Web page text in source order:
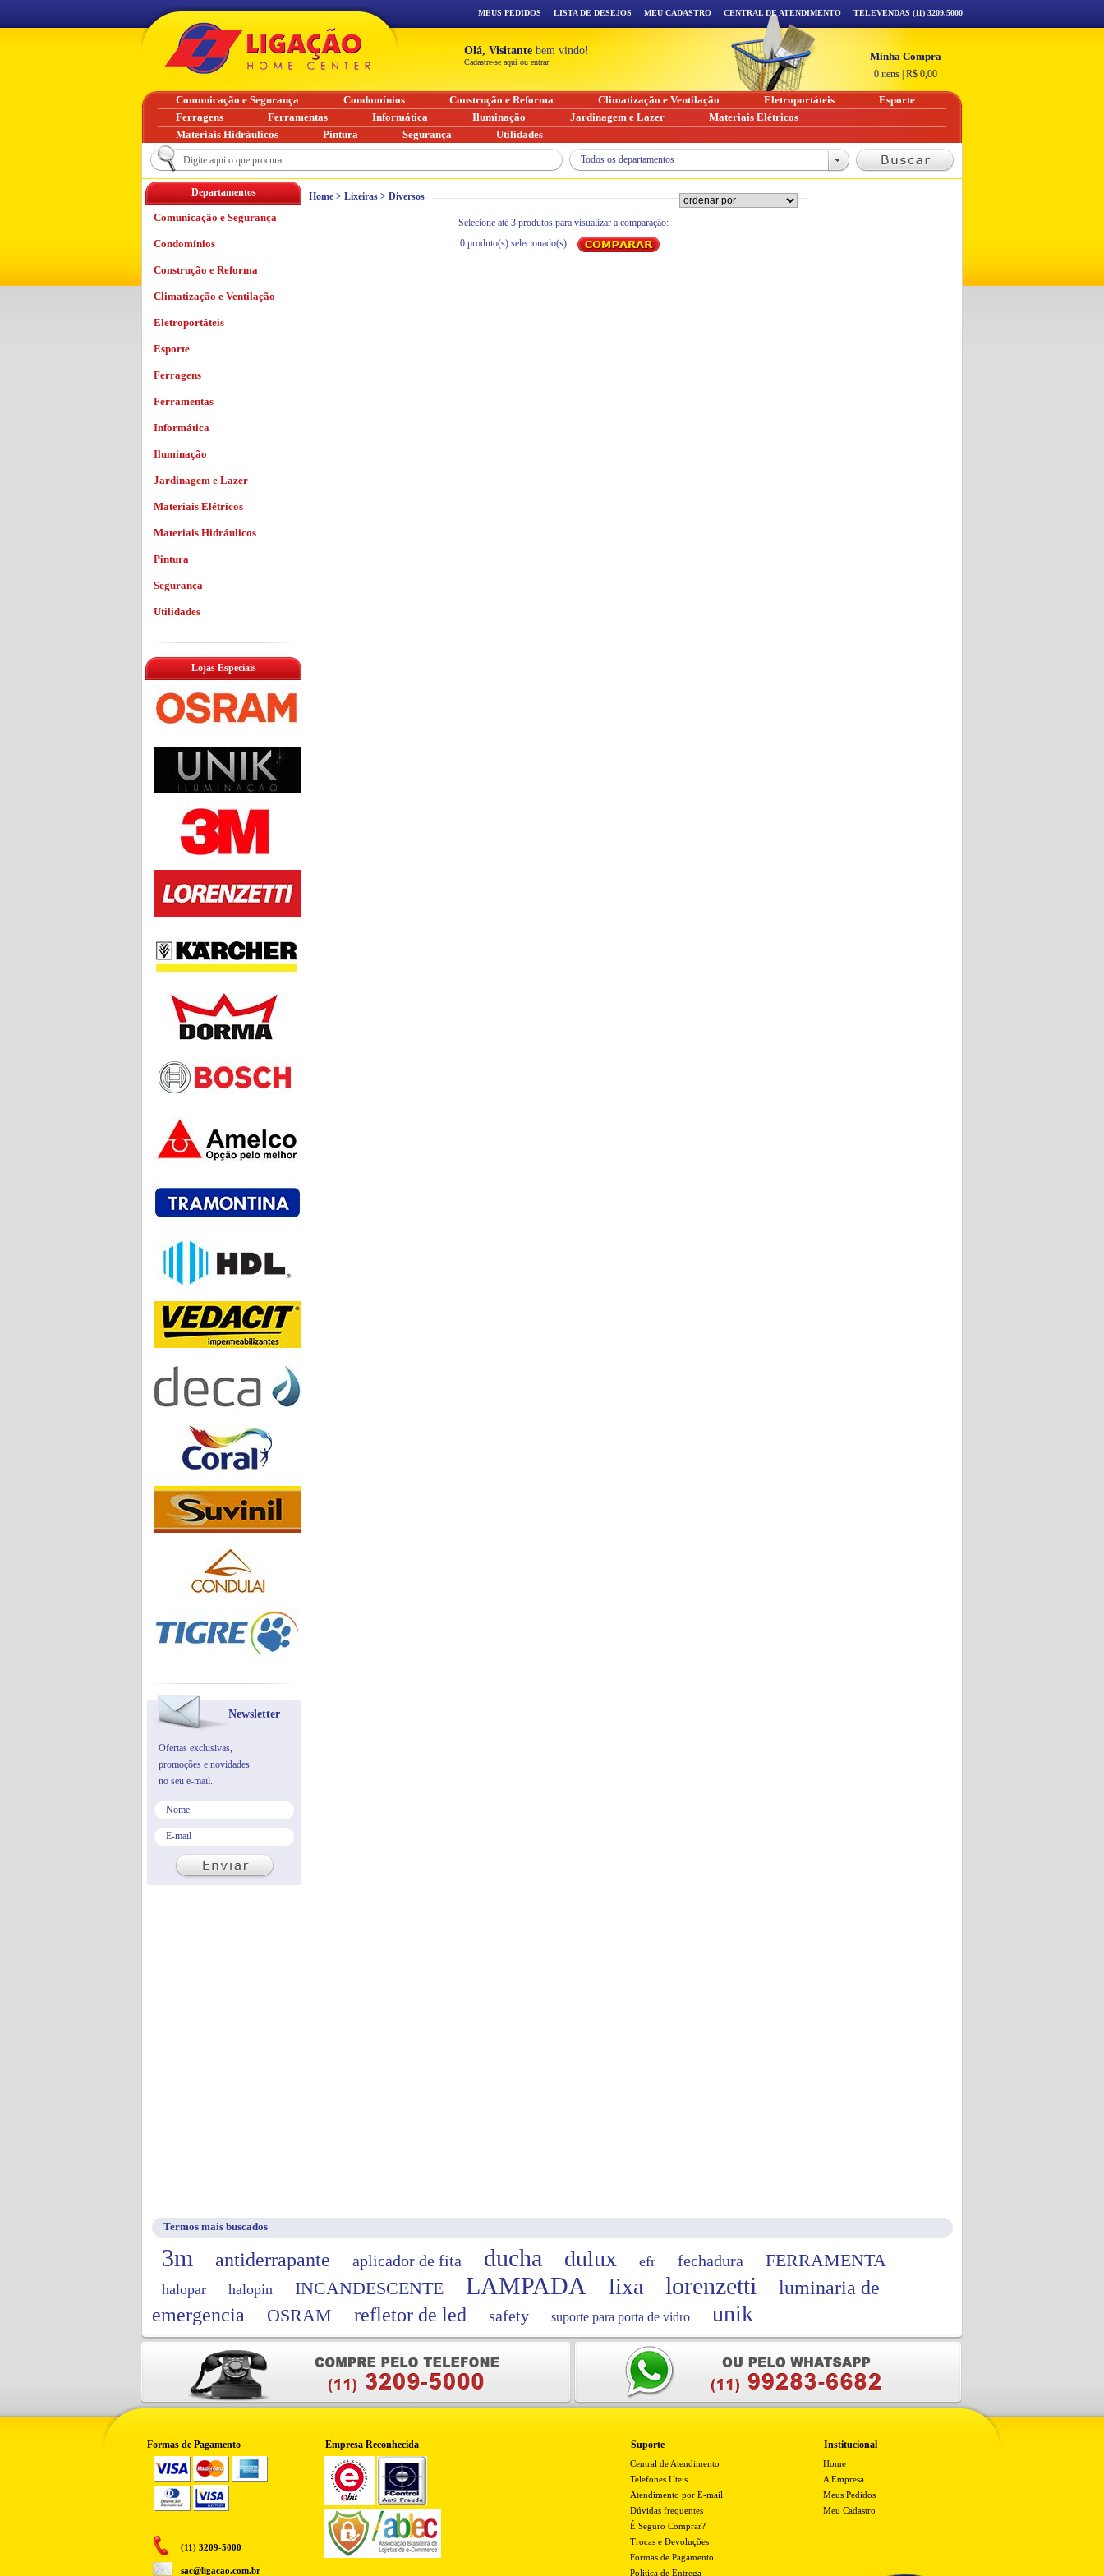
Home > Lixeiras > Diversos
Selecione até 3 produtos para visualizar a comparação:
0produto(s) selecionado(s)
Departamentos
Comunicação e Segurança
Condomínios
Construção e Reforma
Climatização e Ventilação
Eletroportáteis
Esporte
Ferragens
Ferramentas
Informática
Iluminação
Jardinagem e Lazer
Materiais Elétricos
Materiais Hidráulicos
Pintura
Segurança
Utilidades
Lojas Especiais
Newsletter
Ofertas exclusivas,
promoções e novidades
no seu e-mail.
Termos mais buscados
3m antiderrapante aplicador de fita ducha dulux efr fechadura FERRAMENTA
halopar halopin INCANDESCENTE LAMPADA lixa lorenzetti
luminaria de
emergencia
OSRAM refletor de led safety suporte para porta de vidro unik
MEUS PEDIDOS LISTA DE DESEJOS MEU CADASTRO CENTRAL DE ATENDIMENTO TELEVENDAS (11) 3209.5000
Olá, Visitante bem vindo!
Cadastre-se aqui ou entrar Minha Compra
0 itens R$ 0,00
Comunicação e Segurança Condomínios Construção e Reforma Climatização e Ventilação Eletroportáteis
Esporte
Ferragens
Ferramentas Informática Iluminação Jardinagem e Lazer
Materiais Elétricos
Materiais Hidráulicos
Pintura Segurança Utilidades
Todos os departamentos
Formas de Pagamento Empresa Reconhecida
(11) 3209-5000
sac@ligacao.com.br
Suporte
Central de Atendimento
Telefones Uteis
Atendimento por E-mail
Dúvidas frequentes
É Seguro Comprar?
Trocas e Devoluções
Formas de Pagamento
Politica de Entrega
Institucional
Home
A Empresa
Meus Pedidos
Meu Cadastro